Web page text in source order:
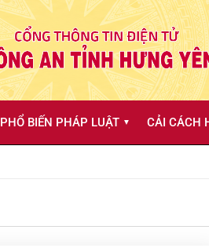
PHỔ BIẾN PHÁP LUẬT ▼ CẢI CÁCH